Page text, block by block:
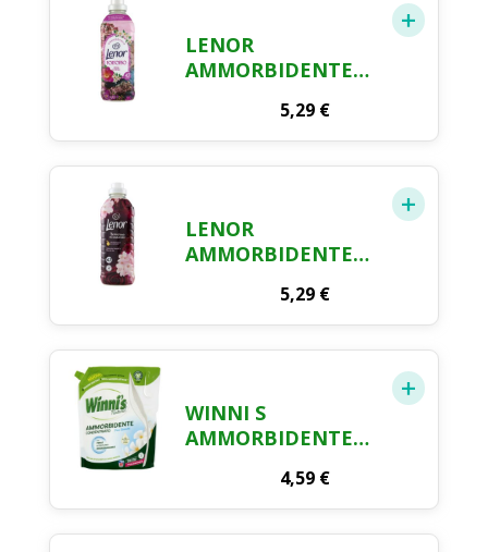
LENOR
AMMORBIDENTE
5,29 €
LENOR
AMMORBIDENTE
GELSOMINO, 42
LAVAGGI, 1.05L
5,29 €
WINNI S
AMMORBIDENTE
IPOALLERGENICO
CONCENTRATO
ECOFORMATO 50
4,59 €